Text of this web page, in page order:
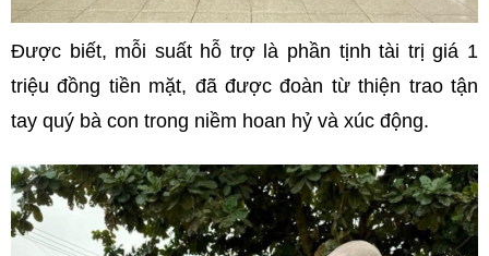
Được biết, mỗi suất hỗ trợ là phần tịnh tài trị giá 1
triệu đồng tiền mặt, đã được đoàn từ thiện trao tận
tay quý bà con trong niềm hoan hỷ và xúc động.